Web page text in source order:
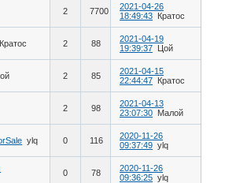
2 7700
2021-04-26
18:49:43 Кратос
Кратос 2 88
2021-04-19
19:39:37 Цой
2 85
2021-04-15
22:44:47 Кратос
2 98
2021-04-13
23:07:30 Малой
ylq 0 116
2020-11-26
09:37:49 ylq
0 78
2020-11-26
09:36:25 ylq